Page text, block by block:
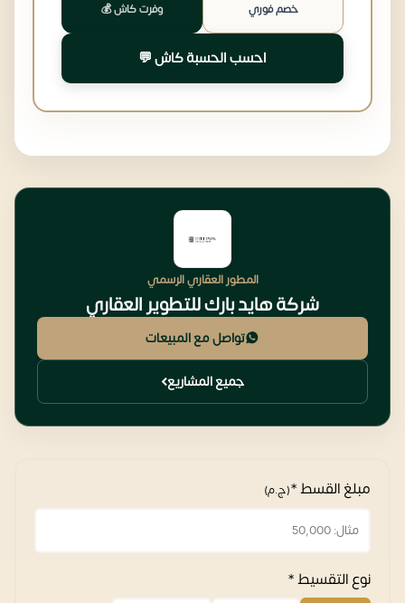
خصم فوري وفرت كاش 💰
احسب الحسبة كاش 💬
المطور العقاري الرسمي
شركة هايد بارك للتطوير العقاري
تواصل مع المبيعات
جميع المشاريع
مبلغ القسط *(ج.م)
نوع التقسيط *